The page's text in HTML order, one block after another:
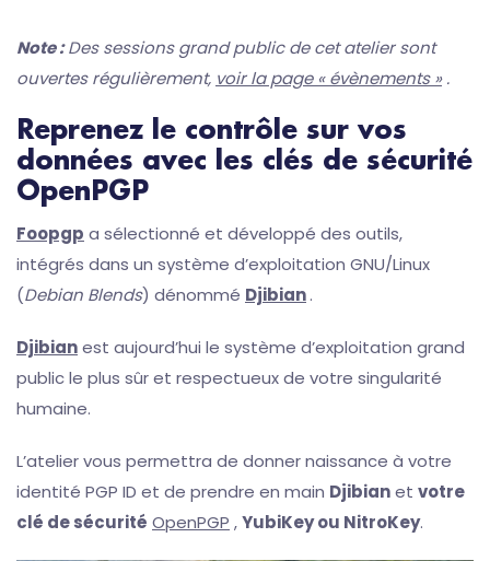
Note : Des sessions grand public de cet atelier sont
ouvertes régulièrement, voir la page « évènements ».
Reprenez le contrôle sur vos
données avec les clés de sécurité
OpenPGP
Foopgp a sélectionné et développé des outils,
intégrés dans un système d’exploitation GNU/Linux
(Debian Blends) dénommé Djibian.
Djibianest aujourd’hui le système d’exploitation grand
public le plus sûr et respectueux de votre singularité
humaine.
L’atelier vous permettra de donner naissance à votre
identité PGP ID et de prendre en main Djibianet votre
clé de sécurité OpenPGP ,YubiKey ou NitroKey.